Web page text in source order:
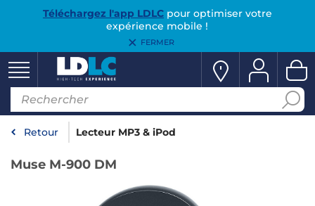
Téléchargez l'app LDLCpour optimiser votre
expérience mobile !
FERMER
Retour Lecteur MP3 & iPod
Muse M-900 DM